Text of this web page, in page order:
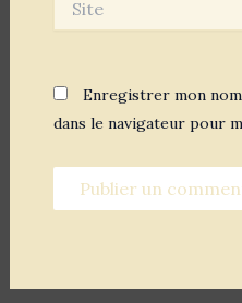
Enregistrer mon
dans le navigateur pour